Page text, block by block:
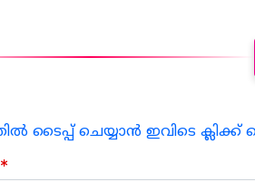
ടൈപ്പ് ചെയ്യാന്‍ ഇവിടെ ക്ലിക്ക്